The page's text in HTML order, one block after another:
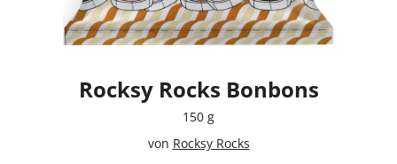
Rocksy Rocks Bonbons
150 g
von Rocksy Rocks